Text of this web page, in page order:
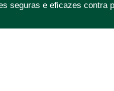
seguras e eficazes contra